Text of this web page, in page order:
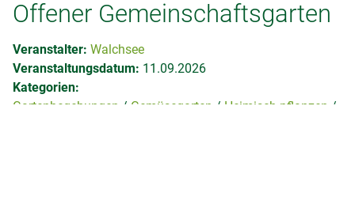
Offener Gemeinschaftsgarten
Veranstalter: Walchsee
Veranstaltungsdatum: 11.09.2026
Kategorien:
Gartenbegehungen
Gemüsegarten
Heimisch pflanzen